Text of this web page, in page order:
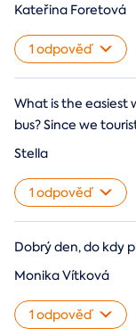
Kateřina Foretová
1 odpověď
What is the easiest
bus? Since we
Stella
1 odpověď
Dobrý den, do kdy
Monika Vítková
1 odpověď